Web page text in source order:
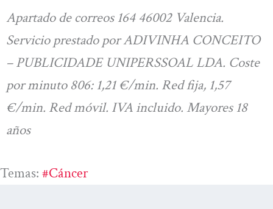
Apartado de correos 164 46002 Valencia.
Servicio prestado por ADIVINHA CONCEITO
– PUBLICIDADE UNIPERSSOAL LDA. Coste
por minuto 806: 1,21 €/min. Red fija, 1,57
€/min. Red móvil. IVA incluido. Mayores 18
años
Temas: #cáncer